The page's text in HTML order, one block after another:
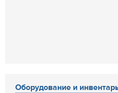
Оборудование и